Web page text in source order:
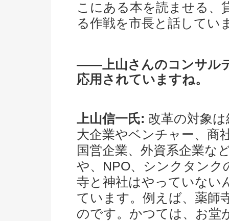
こにある本を読ませる、
る作戦を市長と話してい
――上山さんのコンサル
応用されていますね。
上山信一氏: 改革の対象
大企業やベンチャー、商
国営企業、外資系企業な
や、NPO、シンクタン
寺と神社はやっていない
ています。例えば、薬師
のです。かつては、お堂